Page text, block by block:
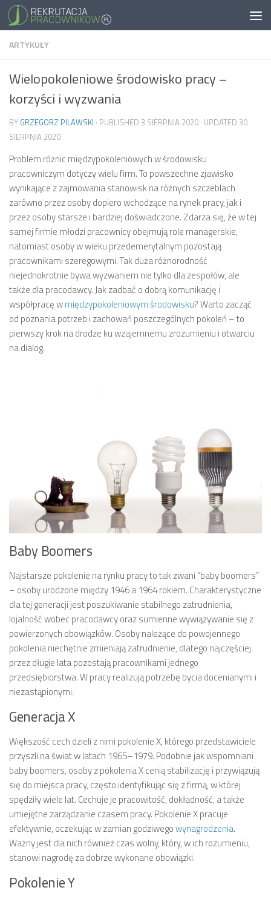
ARTYKUŁY
Wielopokoleniowe środowisko pracy –
korzyści i wyzwania
BY GRZEGORZ PILAWSKI · PUBLISHED 3 SIERPNIA 2020 · UPDATED 30
SIERPNIA 2020
Problem różnic międzypokoleniowych w środowisku
pracowniczym dotyczy wielu firm. To powszechne zjawisko
wynikające z zajmowania stanowisk na różnych szczeblach
zarówno przez osoby dopiero wchodzące na rynek pracy, jak i
przez osoby starsze i bardziej doświadczone. Zdarza się, że w tej
samej firmie młodzi pracownicy obejmują role managerskie,
natomiast osoby w wieku przedemerytalnym pozostają
pracownikami szeregowymi. Tak duża różnorodność
niejednokrotnie bywa wyzwaniem nie tylko dla zespołów, ale
także dla pracodawcy. Jak zadbać o dobrą komunikację i
współpracę wmiędzypokoleniowym środowisku? Warto zacząć
od poznania potrzeb i zachowań poszczególnych pokoleń – to
pierwszy krok na drodze ku wzajemnemu zrozumieniu i otwarciu
na dialog.
Baby Boomers
Najstarsze pokolenie na rynku pracy to tak zwani “baby boomers”
– osoby urodzone między 1946 a 1964 rokiem. Charakterystyczne
dla tej generacji jest poszukiwanie stabilnego zatrudnienia,
lojalność wobec pracodawcy oraz sumienne wywiązywanie się z
powierzonych obowiązków. Osoby należące do powojennego
pokolenia niechętnie zmieniają zatrudnienie, dlatego najczęściej
przez długie lata pozostają pracownikami jednego
przedsiębiorstwa. W pracy realizują potrzebę bycia docenianymi i
niezastąpionymi.
Generacja X
Większość cech dzieli z nimi pokolenie X, którego przedstawiciele
przyszli na świat w latach 1965–1979. Podobnie jak wspomniani
baby boomers, osoby z pokolenia X cenią stabilizację i przywiązują
się do miejsca pracy, często identyfikując się z firmą, w której
spędziły wiele lat. Cechuje je pracowitość, dokładność, a także
umiejętne zarządzanie czasem pracy. Pokolenie X pracuje
efektywnie, oczekując w zamian godziwegowynagrodzenia.
Ważny jest dla nich również czas wolny, który, w ich rozumieniu,
stanowi nagrodę za dobrze wykonane obowiązki.
Pokolenie Y